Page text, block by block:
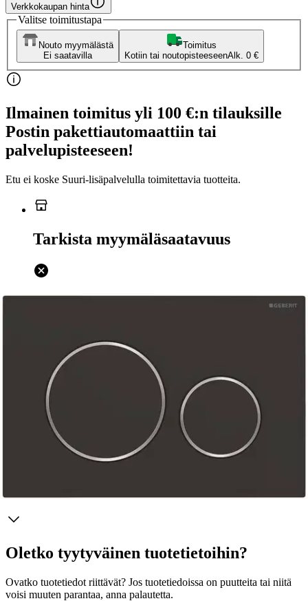
Verkkokaupan hinta
Valitse toimitustapa
Nouto myymälästä
Ei saatavilla
Toimitus
Kotiin tai noutopisteeseenAlk. 0 €
Ilmainen toimitus yli 100 €:n tilauksille
Postin pakettiautomaattiin tai
palvelupisteeseen!
Etu ei koske Suuri‑lisäpalvelulla toimitettavia tuotteita.
Tarkista myymäläsaatavuus
Ei saatavilla
Tuotekuvaus
Geberit-kaksoishuuhtelupainike Sigma 20 -piilohuuhtelusäiliöille.
Äänieristetyt painotangot, pikasäätö ilman työkaluja. Väri:
mattamusta/kromi.
Oletko tyytyväinen tuotetietoihin?
Ovatko tuotetiedot riittävät? Jos tuotetiedoissa on puutteita tai niitä
voisi muuten parantaa, anna palautetta.